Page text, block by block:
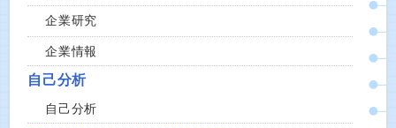
企業研究
企業情報
自己分析
自己分析